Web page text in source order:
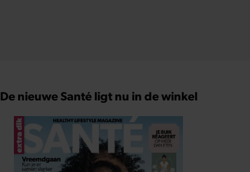
De nieuwe Santé ligt nu in de winkel